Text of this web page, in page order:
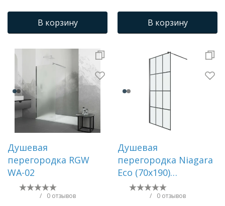
В корзину В корзину
Душевая
перегородка RGW
WA-02
/ 0 отзывов
Душевая
перегородка Niagara
Eco (70х190)
черный,стекло
клетка,1 место NG-
/ 0 отзывов